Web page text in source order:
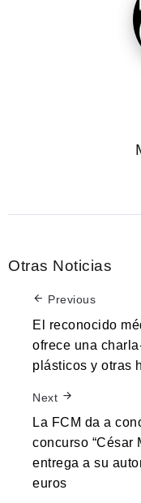
Otras Noticias
Previous
El reconocido
ofrece una
plásticos y otras
Next
La FCM da a
concurso “César
entrega a su
euros